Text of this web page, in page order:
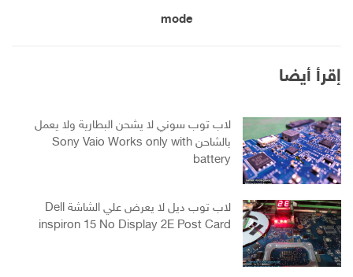
mode
إقرأ أيضا
لاب توب سوني لا يشحن البطارية ولا يعمل
بالشاحن Sony Vaio Works only with
battery
لاب توب ديل لا يعرض علي الشاشة Dell
inspiron 15 No Display 2E Post Card